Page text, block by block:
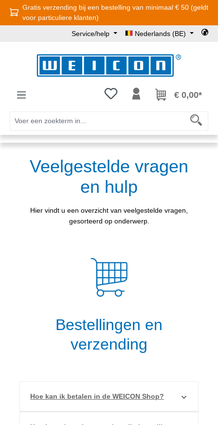
Ga naar de hoofdinhoud
Gratis verzending bij een bestelling van minimaal € 50 (geldt
voor particuliere klanten)
Service/help Nederlands (BE)
Je hebt 0 items op je€ 0,00*
Veelgestelde vragen
en hulp
Hier vindt u een overzicht van veelgestelde vragen,
gesorteerd op onderwerp.
Bestellingen en
verzending
Hoe kan ik betalen in de WEICON Shop?